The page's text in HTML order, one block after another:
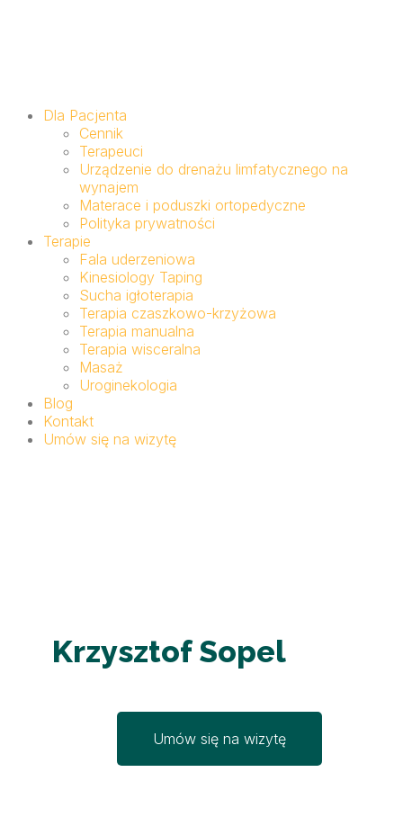
Dla Pacjenta
Cennik
Terapeuci
Urządzenie do drenażu limfatycznego na
wynajem
Materace i poduszki ortopedyczne
Polityka prywatności
Terapie
Fala uderzeniowa
Kinesiology Taping
Sucha igłoterapia
Terapia czaszkowo-krzyżowa
Terapia manualna
Terapia wisceralna
Masaż
Uroginekologia
Blog
Kontakt
Umów się na wizytę
Krzysztof Sopel
Umów się na wizytę